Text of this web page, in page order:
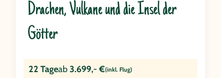
Drachen, Vulkane und die Insel der
Götter
22 Tageab3.699,- €(inkl. Flug)